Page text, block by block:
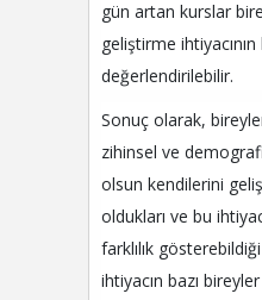
gün artan kurslar
geliştirme
değerlendirilebilir.
Sonuç olarak,
zihinsel ve
olsun kendilerini
oldukları ve bu
farklılık
ihtiyacın bazı